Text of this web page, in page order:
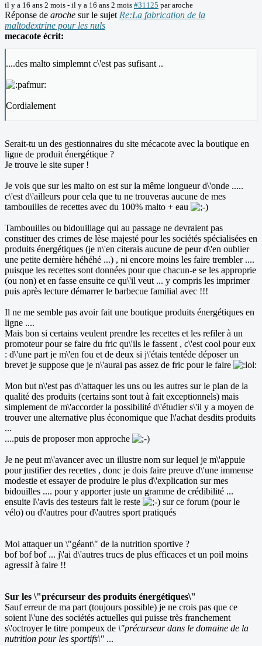
il y a 16 ans 2 mois - il y a 16 ans 2 mois #31125 pararoche
Réponse de aroche sur le sujet Re:La fabrication de la
maltodextrine pour les nuls
mecacote écrit:
....des malto simplemnt c\'est pas sufisant ..
Cordialement
Serait-tu un des gestionnaires du site mécacote avec la boutique en
ligne de produit énergétique ?
Je trouve le site super !
Je vois que sur les malto on est sur la même longueur d\'onde .....
c\'est d\'ailleurs pour cela que tu ne trouveras aucune de mes
tambouilles de recettes avec du 100% malto + eau
Tambouilles ou bidouillage qui au passage ne devraient pas
constituer des crimes de lèse majesté pour les sociétés spécialisées en
produits énergétiques (je n\'en citerais aucune de peur d\'en oublier
une petite dernière héhéhé ...) , ni encore moins les faire trembler ....
puisque les recettes sont données pour que chacun-e se les approprie
(ou non) et en fasse ensuite ce qu\'il veut ... y compris les imprimer
puis après lecture démarrer le barbecue familial avec !!!
Il ne me semble pas avoir fait une boutique produits énergétiques en
ligne ....
Mais bon si certains veulent prendre les recettes et les refiler à un
promoteur pour se faire du fric qu\'ils le fassent , c\'est cool pour eux
: d\'une part je m\'en fou et de deux si j\'étais tentéde déposer un
brevet je suppose que je n\'aurai pas assez de fric pour le faire
Mon but n\'est pas d\'attaquer les uns ou les autres sur le plan de la
qualité des produits (certains sont tout à fait exceptionnels) mais
simplement de m\'accorder la possibilité d\'étudier s\'il y a moyen de
trouver une alternative plus économique que l\'achat desdits produits
...
....puis de proposer mon approche
Je ne peut m\'avancer avec un illustre nom sur lequel je m\'appuie
pour justifier des recettes , donc je dois faire preuve d\'une immense
modestie et essayer de produire le plus d\'explication sur mes
bidouilles .... pour y apporter juste un gramme de crédibilité ...
ensuite l\'avis des testeurs fait le reste
sur ce forum (pour le
vélo) ou d\'autres pour d\'autres sport pratiqués
Moi attaquer un \"géant\" de la nutrition sportive ?
bof bof bof ... j\'ai d\'autres trucs de plus efficaces et un poil moins
agressif à faire !!
Sur les \"précurseur des produits énergétiques\"
Sauf erreur de ma part (toujours possible) je ne crois pas que ce
soient l\'une des sociétés actuelles qui puisse très franchement
s\'octroyer le titre pompeux de \"précurseur dans le domaine de la
nutrition pour les sportifs\" ...